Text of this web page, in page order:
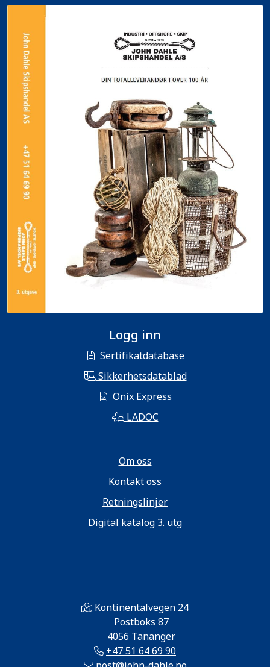
Logg inn
Sertifikatdatabase
Sikkerhetsdatablad
Onix Express
LADOC
Om oss
Kontakt oss
Retningslinjer
Digital katalog 3. utg
Kontinentalvegen 24
Postboks 87
4056 Tananger
+47 51 64 69 90